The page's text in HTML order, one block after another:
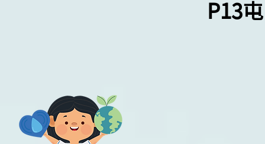
P13